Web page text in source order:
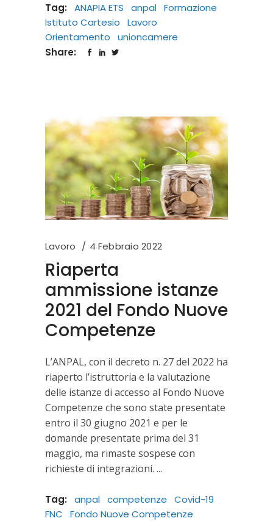
Tag: ANAPIA ETS anpal Formazione
Istituto Cartesio
Lavoro
Orientamento
unioncamere
Share:
Lavoro 4 Febbraio 2022
Riaperta
ammissione istanze
2021 del Fondo Nuove
Competenze
L’ANPAL, con il decreto n. 27 del 2022 ha
riaperto l’istruttoria e la valutazione
delle istanze di accesso al Fondo Nuove
Competenze che sono state presentate
entro il 30 giugno 2021 e per le
domande presentate prima del 31
maggio, ma rimaste sospese con
richieste di integrazioni.
Tag: anpal competenze
Covid-19
FNC
Fondo Nuove Competenze